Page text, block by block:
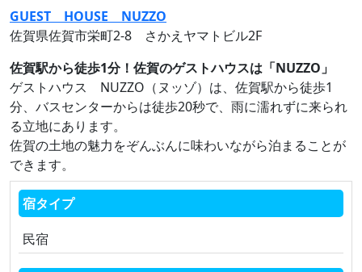
GUEST HOUSE NUZZO
佐賀県佐賀市栄町2‐8 さかえヤマトビル2F
佐賀駅から徒歩1分！佐賀のゲストハウスは「NUZZO」
ゲストハウス NUZZO（ヌッゾ）は、佐賀駅から徒歩1
分、バスセンターからは徒歩20秒で、雨に濡れずに来られ
る立地にあります。
佐賀の土地の魅力をぞんぶんに味わいながら泊まることが
できます。
宿タイプ
民宿